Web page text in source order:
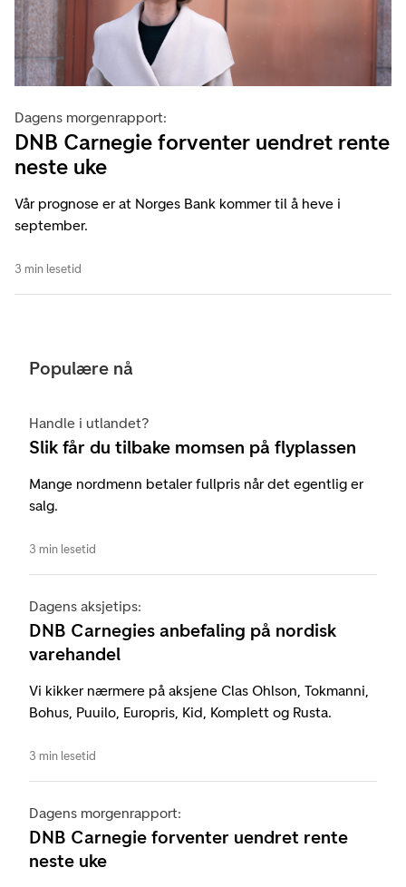
Dagens morgenrapport:
DNB Carnegie forventer uendret rente
neste uke
Vår prognose er at Norges Bank kommer til å heve i
september.
3 min lesetid
Populære nå
Handle i utlandet?
Slik får du tilbake momsen på flyplassen
Mange nordmenn betaler fullpris når det egentlig er
salg.
3 min lesetid
Dagens aksjetips:
DNB Carnegies anbefaling på nordisk
varehandel
Vi kikker nærmere på aksjene Clas Ohlson, Tokmanni,
Bohus, Puuilo, Europris, Kid, Komplett og Rusta.
3 min lesetid
Dagens morgenrapport:
DNB Carnegie forventer uendret rente
neste uke